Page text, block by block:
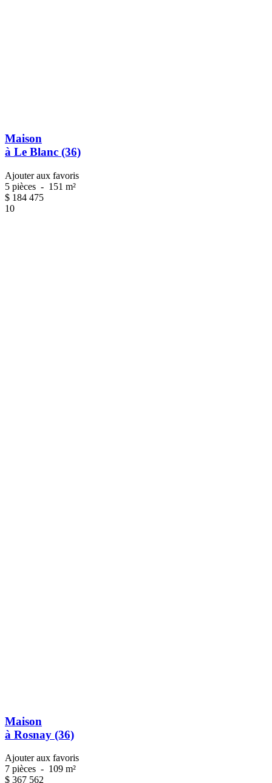
Maison
à Le Blanc (36)
Ajouter aux favoris
5 pièces - 151 m²
$ 184 475
10
Maison
à Rosnay (36)
Ajouter aux favoris
7 pièces - 109 m²
$ 367 562